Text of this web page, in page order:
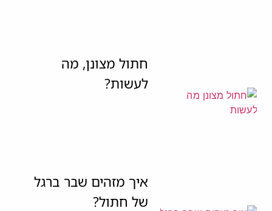
חתול מצונן, מה
לעשות?
איך מזהים שבר ברגל
של חתול?